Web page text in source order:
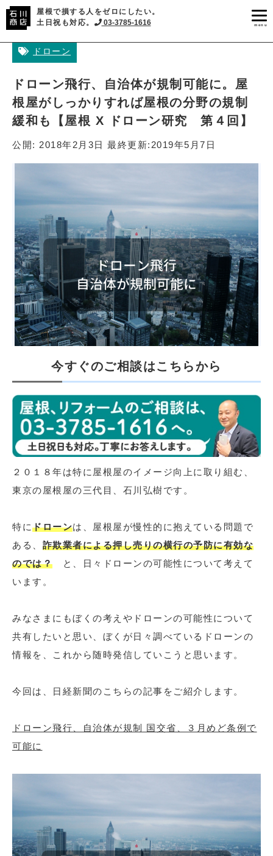
屋根で損する人をゼロにしたい。
土日祝も対応。
03-3785-1616 menu
ドローン
ドローン飛行、自治体が規制可能に。屋
根屋がしっかりすれば屋根の分野の規制
緩和も【屋根 X ドローン研究 第４回】
公開: 2018年2月3日 最終更新: 2019年5月7日
今すぐのご相談はこちらから
２０１８年は特に屋根屋のイメージ向上に取り組む、
東京の屋根屋の三代目、石川弘樹です。
特にドローンは、屋根屋が慢性的に抱えている問題で
ある、 詐欺業者による押し売りの横行の予防に有効な
のでは？ と、日々ドローンの可能性について考えて
います。
みなさまにもぼくの考えやドローンの可能性について
共有したいと思い、ぼくが日々調べているドローンの
情報を、これから随時発信していこうと思います。
今回は、日経新聞のこちらの記事をご紹介します。
ドローン飛行、自治体が規制 国交省、３月めど条例で
可能に